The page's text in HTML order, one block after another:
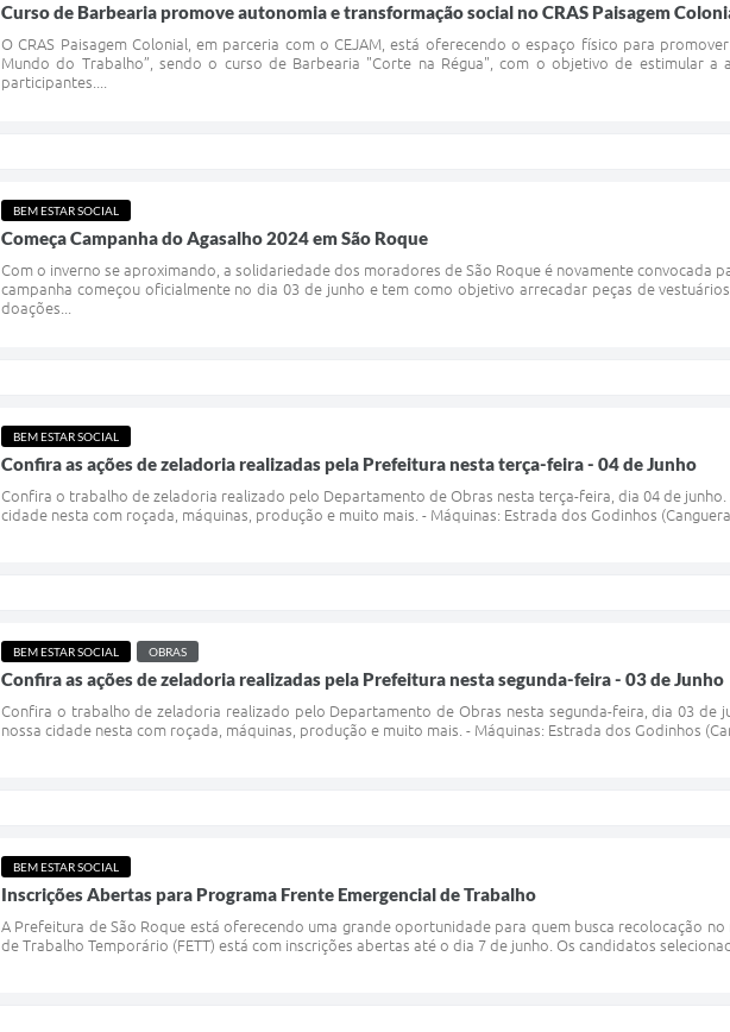
Curso de Barbearia promove autonomia e transformação social no CRAS Paisagem
O CRAS Paisagem Colonial, em parceria com o CEJAM, está oferecendo o espaço físico para
Mundo do Trabalho”, sendo o curso de Barbearia "Corte na Régua", com o objetivo de estimular a
participantes....
BEM ESTAR SOCIAL
Começa Campanha do Agasalho 2024 em São Roque
Com o inverno se aproximando, a solidariedade dos moradores de São Roque é novamente convocada
campanha começou oficialmente no dia 03 de junho e tem como objetivo arrecadar peças de
doações...
BEM ESTAR SOCIAL
Confira as ações de zeladoria realizadas pela Prefeitura nesta terça-feira - 04 de Junho
Confira o trabalho de zeladoria realizado pelo Departamento de Obras nesta terça-feira, dia 04 de
cidade nesta com roçada, máquinas, produção e muito mais. - Máquinas: Estrada dos Godinhos
BEM ESTAR SOCIAL OBRAS
Confira as ações de zeladoria realizadas pela Prefeitura nesta segunda-feira - 03 de Junho
Confira o trabalho de zeladoria realizado pelo Departamento de Obras nesta segunda-feira, dia 03 de
nossa cidade nesta com roçada, máquinas, produção e muito mais. - Máquinas: Estrada dos Godinhos
BEM ESTAR SOCIAL
Inscrições Abertas para Programa Frente Emergencial de Trabalho
A Prefeitura de São Roque está oferecendo uma grande oportunidade para quem busca recolocação
de Trabalho Temporário (FETT) está com inscrições abertas até o dia 7 de junho. Os candidatos